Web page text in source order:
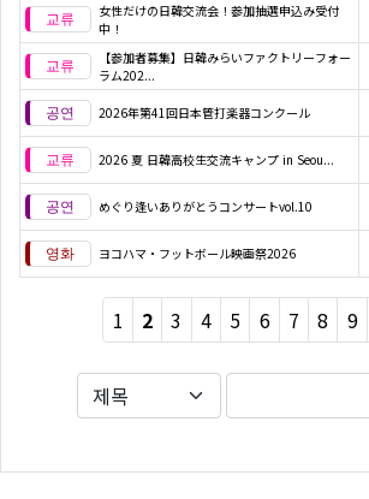
女性だけの日韓交流会！参加抽選申込み受付
中！
【参加者募集】日韓みらいファクトリーフォー
ラム202...
2026年第41回日本管打楽器コンクール
2026 夏 日韓高校生交流キャンプ in Seou...
めぐり逢いありがとうコンサートvol.10
ヨコハマ・フットボール映画祭2026
1 2 3 4 5 6 7 8 9